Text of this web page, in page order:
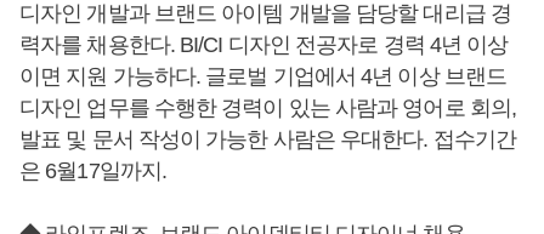
디자인 개발과 브랜드 아이템 개발을 담당할 대리급 경
력자를 채용한다. BI/CI 디자인 전공자로 경력 4년 이상
이면 지원 가능하다. 글로벌 기업에서 4년 이상 브랜드
디자인 업무를 수행한 경력이 있는 사람과 영어로 회의,
발표 및 문서 작성이 가능한 사람은 우대한다. 접수기간
은 6월17일까지.